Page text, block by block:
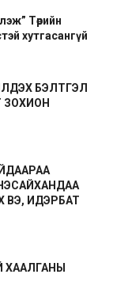
Төрийн
хутгасангүй
БЭЛТГЭЛ
ВЭ, ИДЭРБАТ